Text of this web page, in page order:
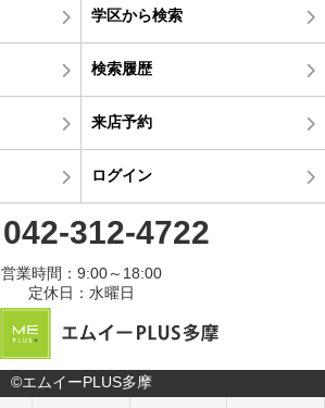
学区から検索
検索履歴
来店予約
ログイン
042-312-4722
営業時間：9:00～18:00
定休日：水曜日
©エムイーPLUS多摩